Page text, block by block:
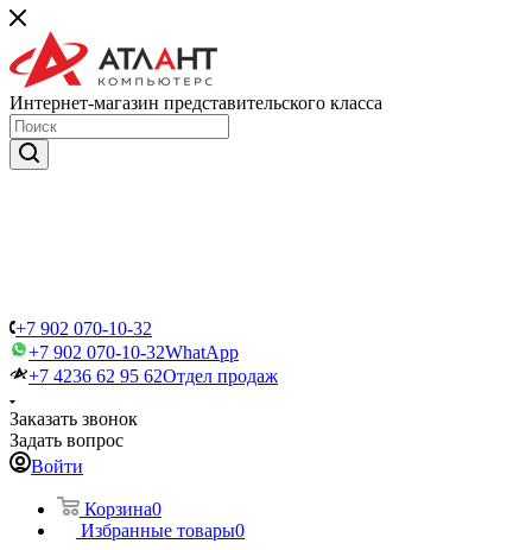
Интернет-магазин представительского класса
+7 902 070-10-32
+7 902 070-10-32WhatApp
+7 4236 62 95 62Отдел продаж
Заказать звонок
Задать вопрос
Войти
Корзина0
Избранные товары0